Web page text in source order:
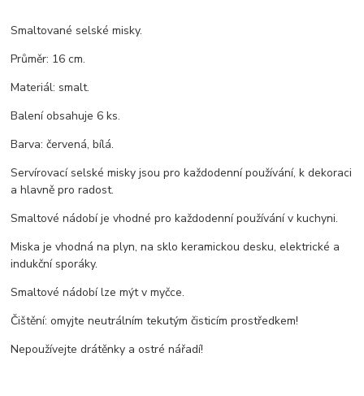
Smaltované selské misky.
Průměr: 16 cm.
Materiál: smalt.
Balení obsahuje 6 ks.
Barva: červená, bílá.
Servírovací selské misky jsou pro každodenní používání, k dekoraci
a hlavně pro radost.
Smaltové nádobí je vhodné pro každodenní používání v kuchyni.
Miska je vhodná na plyn, na sklo keramickou desku, elektrické a
indukční sporáky.
Smaltové nádobí lze mýt v myčce.
Čištění: omyjte neutrálním tekutým čisticím prostředkem!
Nepoužívejte drátěnky a ostré nářadí!